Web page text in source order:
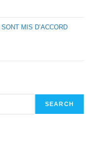
MIS D’ACCORD
SEARCH